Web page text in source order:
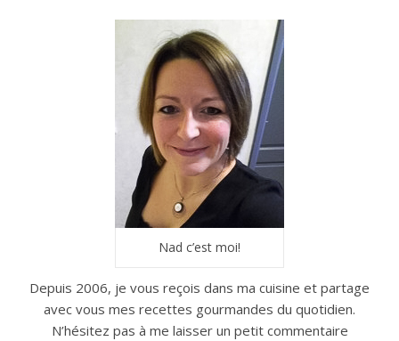
Nad c’est moi!
Depuis 2006, je vous reçois dans ma cuisine et partage
avec vous mes recettes gourmandes du quotidien.
N’hésitez pas à me laisser un petit commentaire